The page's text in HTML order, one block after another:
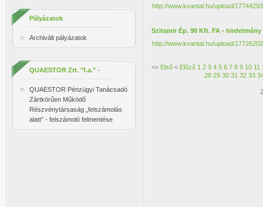
Pályázatok
Archivált pályázatok
QUAESTOR Zrt. "f.a." -
felmentés
QUAESTOR Pénzügyi Tanácsadó
Zártkörűen Működő
Részvénytársaság „felszámolás
alatt” - felszámoló felmentése
http://www.kvantal.hu/upload/
Szitamir Ép. 98 Kft. FA - hirdetmény
http://www.kvantal.hu/upload/
<< Első< Előző 1 2 3 4 5 6 7 8 9 10 11
28 29 30 31 32 33